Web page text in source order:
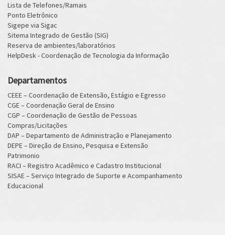
Lista de Telefones/Ramais
Ponto Eletrônico
Sigepe via Sigac
Sitema Integrado de Gestão (SIG)
Reserva de ambientes/laboratórios
HelpDesk - Coordenação de Tecnologia da Informação
Departamentos
CEEE – Coordenação de Extensão, Estágio e Egresso
CGE – Coordenação Geral de Ensino
CGP – Coordenação de Gestão de Pessoas
Compras/Licitações
DAP – Departamento de Administração e Planejamento
DEPE – Direção de Ensino, Pesquisa e Extensão
Patrimonio
RACI – Registro Acadêmico e Cadastro Institucional
SISAE – Serviço Integrado de Suporte e Acompanhamento
Educacional